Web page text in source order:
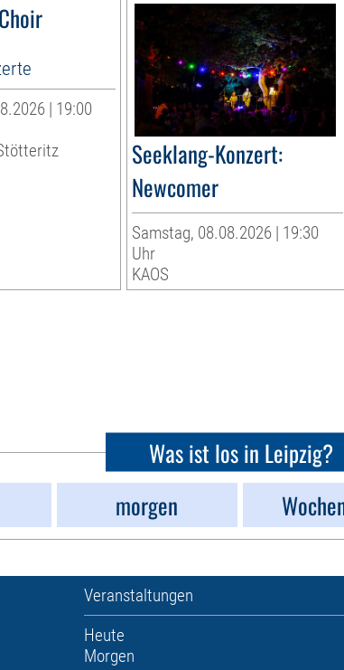
| 19:00
Seeklang-Konzert:
Newcomer
Samstag, 08.08.2026 | 19:30
Uhr
KAOS
Was ist los in Leipzig?
morgen
Veranstaltungen
Heute
Morgen